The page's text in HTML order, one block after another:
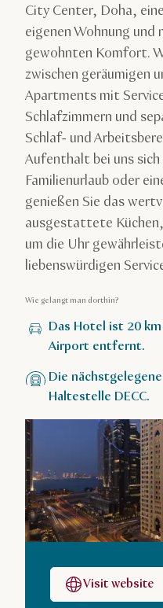
City Center, Doha,
eigenen Wohnung und
gewohnten Komfort.
zwischen geräumigen
Apartments mit
Schlafzimmern und
Schlaf- und
Aufenthalt bei uns
Familienurlaub oder
genießen Sie das
ausgestattete
um die Uhr
liebenswürdigen
Wie gelangt man dorthin?
Das Hotel ist 20
Airport entfernt.
Die
Haltestelle DECC.
Visit website